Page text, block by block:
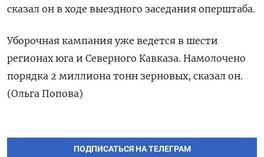
сказал он в ходе выездного заседания оперштаба.
Уборочная кампания уже ведется в шести
регионах юга и Северного Кавказа. Намолочено
порядка 2 миллиона тонн зерновых, сказал он.
(Ольга Попова)
ПОДПИСАТЬСЯ НА ТЕЛЕГРАМ